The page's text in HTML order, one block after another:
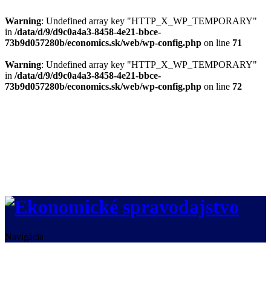
Warning: Undefined array key "HTTP_X_WP_TEMPORARY"
in /data/d/9/d9c0a4a3-8458-4e21-bbce-
73b9d057280b/economics.sk/web/wp-config.php on line 71
Warning: Undefined array key "HTTP_X_WP_TEMPORARY"
in /data/d/9/d9c0a4a3-8458-4e21-bbce-
73b9d057280b/economics.sk/web/wp-config.php on line 72
Navigácia